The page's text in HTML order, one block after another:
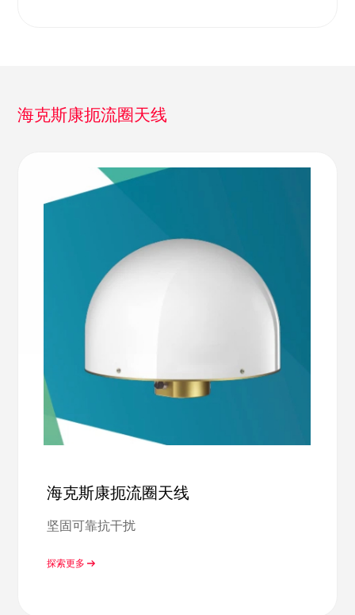
海克斯康扼流圈天线
海克斯康扼流圈天线
坚固可靠抗干扰
探索更多